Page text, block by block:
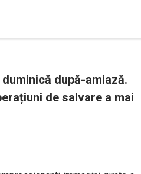
după-amiază.
de salvare a mai